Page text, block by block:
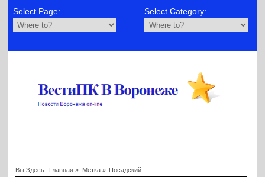
Select Page: Select Category:
Вы Здесь: Главная » Метка » Посадский